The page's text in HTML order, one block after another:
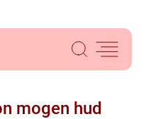
mogen hud